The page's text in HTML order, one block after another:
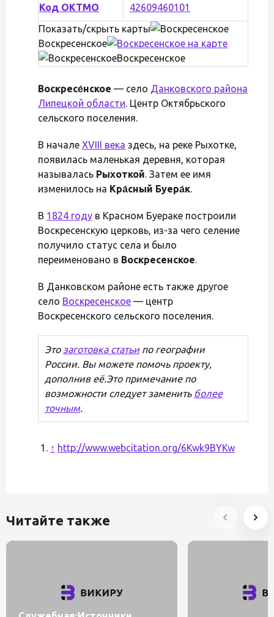
Код ОКТМО
42609460101
Показать/скрыть карты
Воскресенское
Воскресенское
Воскресе́нское — село Данковского района
Липецкой области. Центр Октябрьского
сельского поселения.
В начале XVIII века здесь, на реке Рыхотке,
появилась маленькая деревня, которая
называлась Рыхоткой. Затем ее имя
изменилось на Кра́сный Буера́к.
В 1824 году в Красном Буераке построили
Воскресенскую церковь, из-за чего селение
получило статус села и было
переименовано в Воскресенское.
В Данковском районе есть также другое
село Воскресенское — центр
Воскресенского сельского поселения.
Это заготовка статьипо географии
России. Вы можете помочь проекту,
дополнив её.Это примечание по
возможности следует заменить более
точным.
↑ http://www.webcitation.org/6Kwk9BYKw
Читайте также